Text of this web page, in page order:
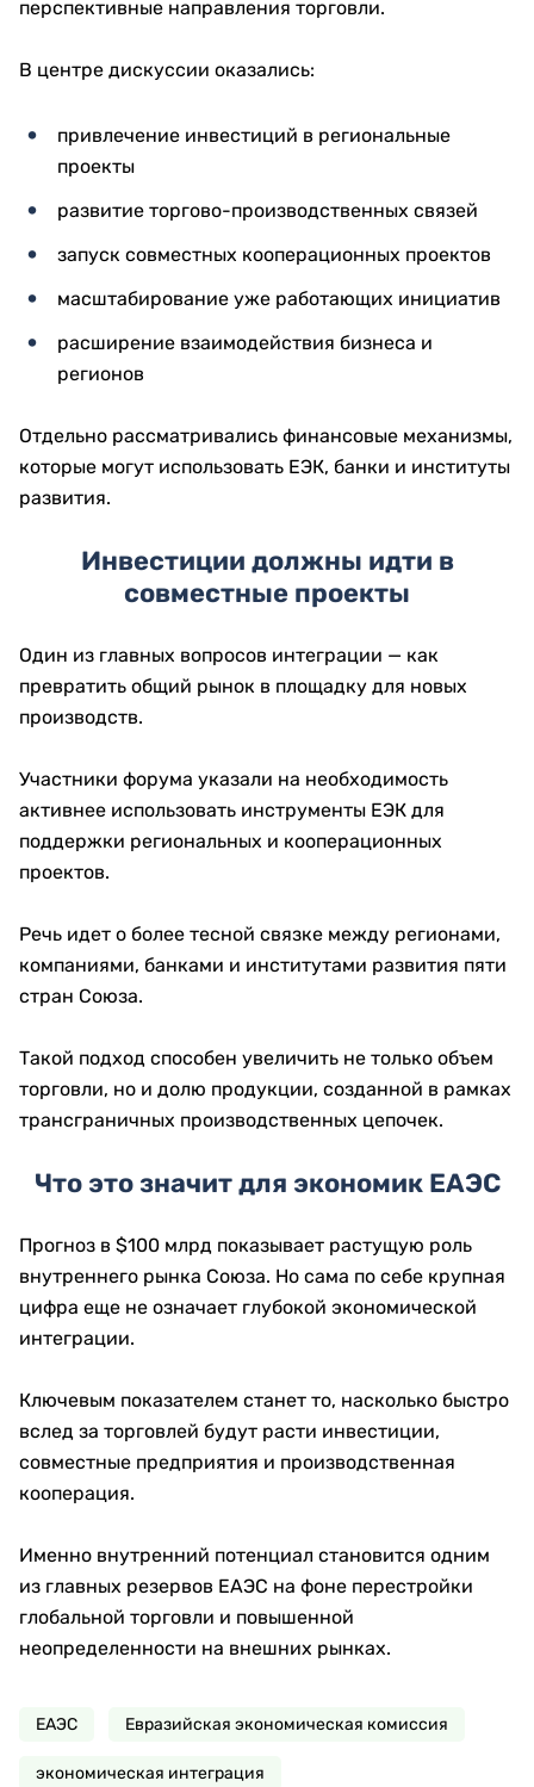
перспективные направления торговли.
В центре дискуссии оказались:
привлечение инвестиций в региональные
проекты
развитие торгово-производственных связей
запуск совместных кооперационных проектов
масштабирование уже работающих инициатив
расширение взаимодействия бизнеса и
регионов
Отдельно рассматривались финансовые механизмы,
которые могут использовать ЕЭК, банки и институты
развития.
Инвестиции должны идти в
совместные проекты
Один из главных вопросов интеграции — как
превратить общий рынок в площадку для новых
производств.
Участники форума указали на необходимость
активнее использовать инструменты ЕЭК для
поддержки региональных и кооперационных
проектов.
Речь идет о более тесной связке между регионами,
компаниями, банками и институтами развития пяти
стран Союза.
Такой подход способен увеличить не только объем
торговли, но и долю продукции, созданной в рамках
трансграничных производственных цепочек.
Что это значит для экономик ЕАЭС
Прогноз в $100 млрд показывает растущую роль
внутреннего рынка Союза. Но сама по себе крупная
цифра еще не означает глубокой экономической
интеграции.
Ключевым показателем станет то, насколько быстро
вслед за торговлей будут расти инвестиции,
совместные предприятия и производственная
кооперация.
Именно внутренний потенциал становится одним
из главных резервов ЕАЭС на фоне перестройки
глобальной торговли и повышенной
неопределенности на внешних рынках.
ЕАЭС Евразийская экономическая комиссия
экономическая интеграция